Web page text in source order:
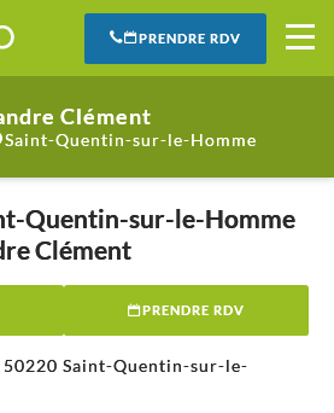
PRENDRE RDV
Clément
Saint-Quentin-sur-le-Homme
Quentin-sur-le-Homme
Clément
PRENDRE RDV
50220 Saint-Quentin-sur-le-